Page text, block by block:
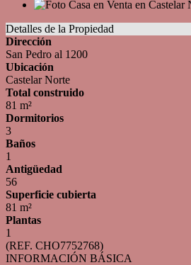
Detalles de la Propiedad
Dirección
San Pedro al 1200
Ubicación
Castelar Norte
Total construido
81 m²
Dormitorios
3
Baños
1
Antigüedad
56
Superficie cubierta
81 m²
Plantas
1
(REF. CHO7752768)
INFORMACIÓN BÁSICA